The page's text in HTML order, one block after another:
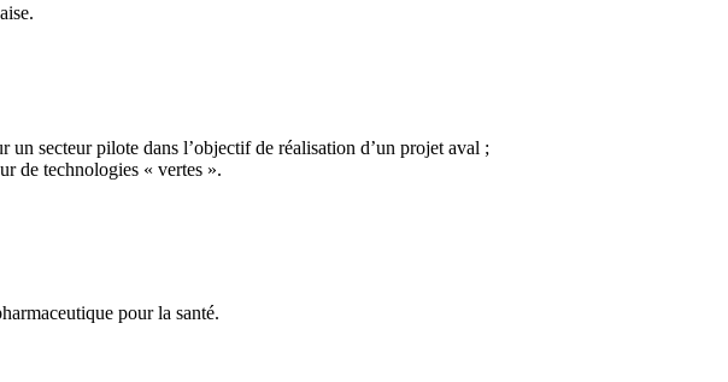
un secteur pilote dans l’objectif de réalisation d’un projet aval ;
de technologies « vertes ».
pour la santé.